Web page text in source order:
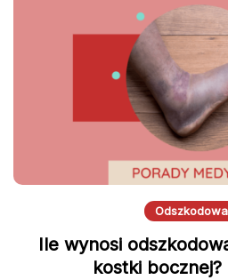
Ile wynosi
kostki